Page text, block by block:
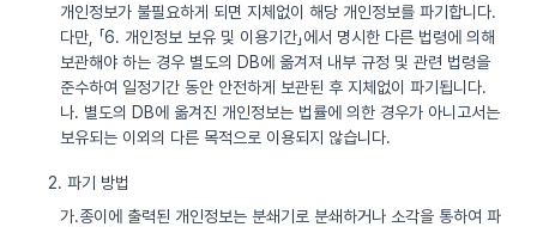
개인정보가 불필요하게 되면 지체없이 해당 개인정보를 파기합니다.
다만, 「6. 개인정보 보유 및 이용기간」에서 명시한 다른 법령에 의해
보관해야 하는 경우 별도의 DB에 옮겨져 내부 규정 및 관련 법령을
준수하여 일정기간 동안 안전하게 보관된 후 지체없이 파기됩니다.
나. 별도의 DB에 옮겨진 개인정보는 법률에 의한 경우가 아니고서는
보유되는 이외의 다른 목적으로 이용되지 않습니다.
2. 파기 방법
가.종이에 출력된 개인정보는 분쇄기로 분쇄하거나 소각을 통하여 파